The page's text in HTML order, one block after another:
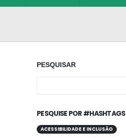
PESQUISAR
PESQUISE POR #HASHTAGS
ACESSIBILIDADE E INCLUSÃO